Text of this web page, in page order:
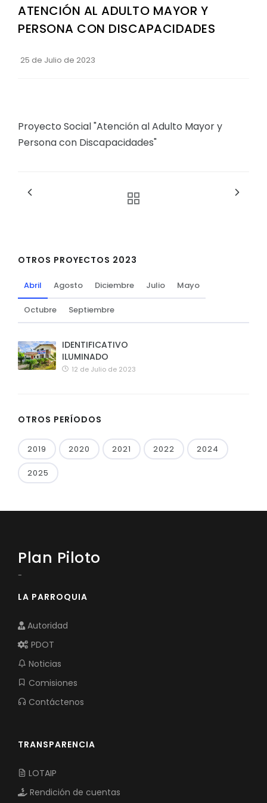
Convocatorias
GESTIÓN ADMINISTRATIVA
Plan de desarrollo y Ordenamiento Territorial -
Convenios Institucionales
PRESUPUESTO: EJECUCIÓN Y REPORTES
Procesos de contratación
ATENCIÓN AL ADULTO MAYOR Y
PERSONA CON DISCAPACIDADES
25 de Julio de 2023
Proyecto Social "Atención al Adulto Mayor y
Persona con Discapacidades"
OTROS PROYECTOS 2023
Abril Agosto Diciembre Julio Mayo
Octubre Septiembre
IDENTIFICATIVO
ILUMINADO
12 de Julio de 2023
OTROS PERÍODOS
2019 2020 2021 2022 2024
2025
Plan Piloto
-
LA PARROQUIA
Autoridad
PDOT
Noticias
Comisiones
Contáctenos
TRANSPARENCIA
LOTAIP
Rendición de cuentas